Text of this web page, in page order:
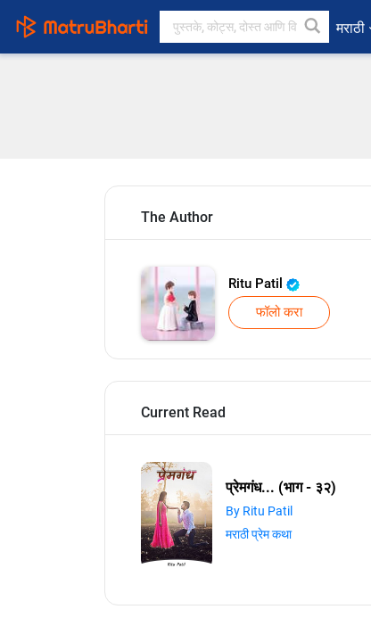
मराठी
The Author
Ritu Patil
फॉलो करा
Current Read
प्रेमगंध... (भाग - ३२)
By Ritu Patil
मराठी प्रेम कथा